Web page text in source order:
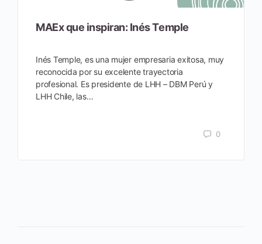
MAEx que inspiran: Inés Temple
Inés Temple, es una mujer empresaria exitosa, muy
reconocida por su excelente trayectoria
profesional. Es presidente de LHH – DBM Perú y
LHH Chile, las…
0